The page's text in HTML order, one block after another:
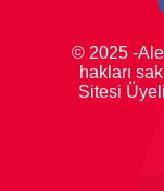
© 2025 -
hakları
Sitesi